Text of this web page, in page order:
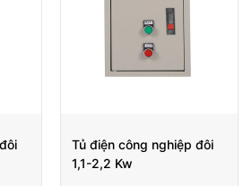
Tủ điện công nghiệp đôi
1,1-2,2 Kw